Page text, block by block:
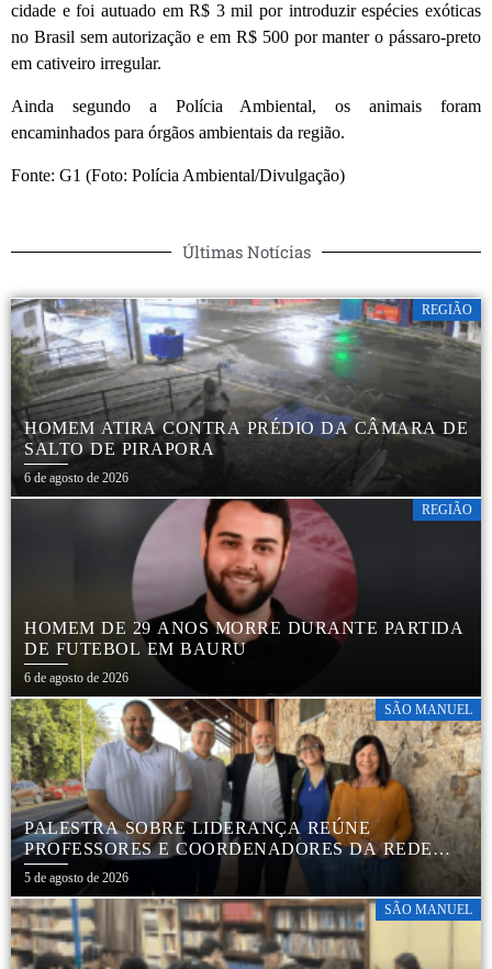
cidade e foi autuado em R$ 3 mil por introduzir espécies exóticas
no Brasil sem autorização e em R$ 500 por manter o pássaro-preto
em cativeiro irregular.
Ainda segundo a Polícia Ambiental, os animais foram
encaminhados para órgãos ambientais da região.
Fonte: G1 (Foto: Polícia Ambiental/Divulgação)
Últimas Notícias
REGIÃO
HOMEM ATIRA CONTRA PRÉDIO DA CÂMARA DE
SALTO DE PIRAPORA
6 de agosto de 2026
REGIÃO
HOMEM DE 29 ANOS MORRE DURANTE PARTIDA
DE FUTEBOL EM BAURU
6 de agosto de 2026
SÃO MANUEL
PALESTRA SOBRE LIDERANÇA REÚNE
PROFESSORES E COORDENADORES DA REDE
MUNICIPAL
5 de agosto de 2026
SÃO MANUEL